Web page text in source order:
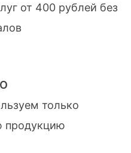
от 400 рублей без
только
продукцию